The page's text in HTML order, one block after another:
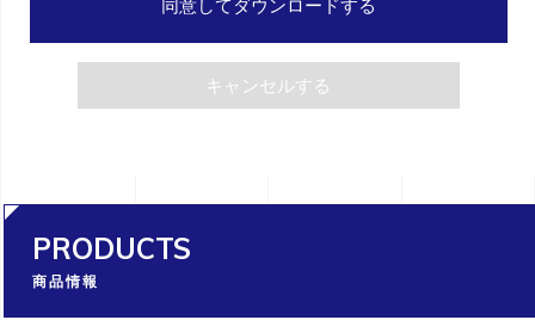
PRODUCTS
商品情報
同意してダウンロードする
キャンセルする